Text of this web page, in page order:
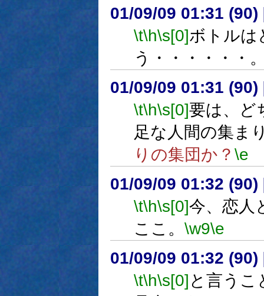
01/09/09 01:31 (90)
\t\h\s[0]ボトルは
う・・・・・・
01/09/09 01:31 (90)
\t\h\s[0]要は、ど
足な人間の集ま
りの集団か？ \e
01/09/09 01:32 (90)
\t\h\s[0]今、恋人
ここ。 \w9\e
01/09/09 01:32 (90)
\t\h\s[0] と言うこ